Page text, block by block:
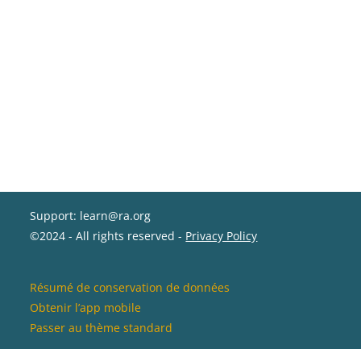
Support: learn@ra.org
©2024 - All rights reserved - Privacy Policy
Résumé de conservation de données
Obtenir l’app mobile
Passer au thème standard